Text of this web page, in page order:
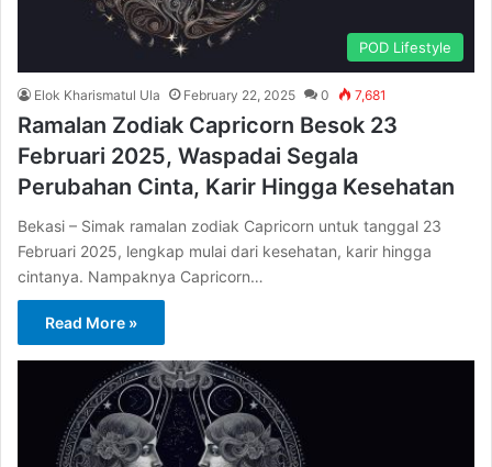
POD Lifestyle
Elok Kharismatul Ula February 22, 2025 0 7,681
Ramalan Zodiak Capricorn Besok 23
Februari 2025, Waspadai Segala
Perubahan Cinta, Karir Hingga Kesehatan
Bekasi – Simak ramalan zodiak Capricorn untuk tanggal 23
Februari 2025, lengkap mulai dari kesehatan, karir hingga
cintanya. Nampaknya Capricorn…
Read More »